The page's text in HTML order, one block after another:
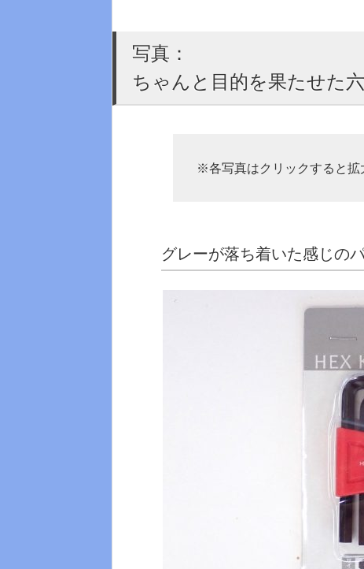
写真：
ちゃんと目的を果たせた
※各写真はクリックすると拡
グレーが落ち着いた感じの